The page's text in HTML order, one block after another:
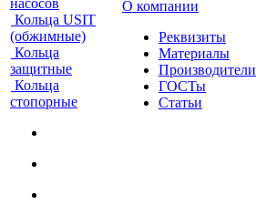
насосов
Кольца USIT
(обжимные)
Кольца
защитные
Кольца
стопорные
О компании
Реквизиты
Материалы
Производители
ГОСТы
Статьи